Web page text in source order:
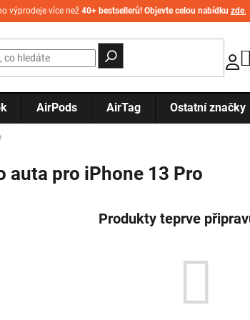
výprodeje více než 40+ bestsellerů! Objevte celou nabídku zde.
AirPods AirTag Ostatní značky
auta pro iPhone 13 Pro
Produkty teprve